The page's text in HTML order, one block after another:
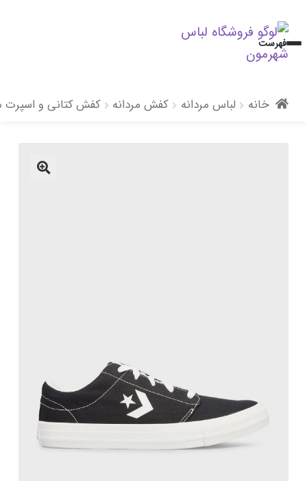
پرش
به
پرش
به
فهرست
خانه لباس مردانه کفش مردانه کفش کتانی و اسپرت